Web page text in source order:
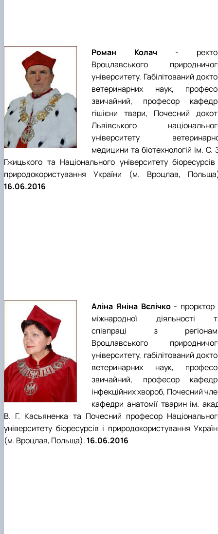
Роман Колач -
Вроцлавського
університету. Габілітований
ветеринарних наук,
звичайний, професор
гішієни твари, Почесний
Львівського
університету
медицини та біотехнологій ім. С.
Гжицького та Національного університету біоресурсів
природокористування України (м. Вроцлав,
16.06.2016
Аліна Яніна Вєлічко- прорктор
міжнародної діяльності
співпраці з
Вроцлавського
університету, габілітований
ветеринарних наук,
звичайний, професор
інфекційних хвороб, Почесний
кафедри анатомії тварин ім.
В. Г. Касьяненка та Почесний професор
університету біоресурсів і природокористування
(м. Вроцлав, Польща). 16.06.2016